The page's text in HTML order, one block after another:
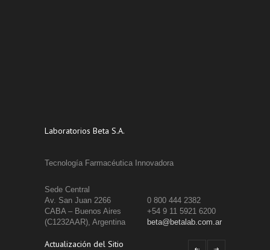
Laboratorios Beta S.A.
Tecnología Farmacéutica Innovadora
Sede Central
Av. San Juan 2266
0 800 444 2382
CABA – Buenos Aires
+54 9 11 5921 6200
(C1232AAR), Argentina
beta@betalab.com.ar
Actualización del Sitio